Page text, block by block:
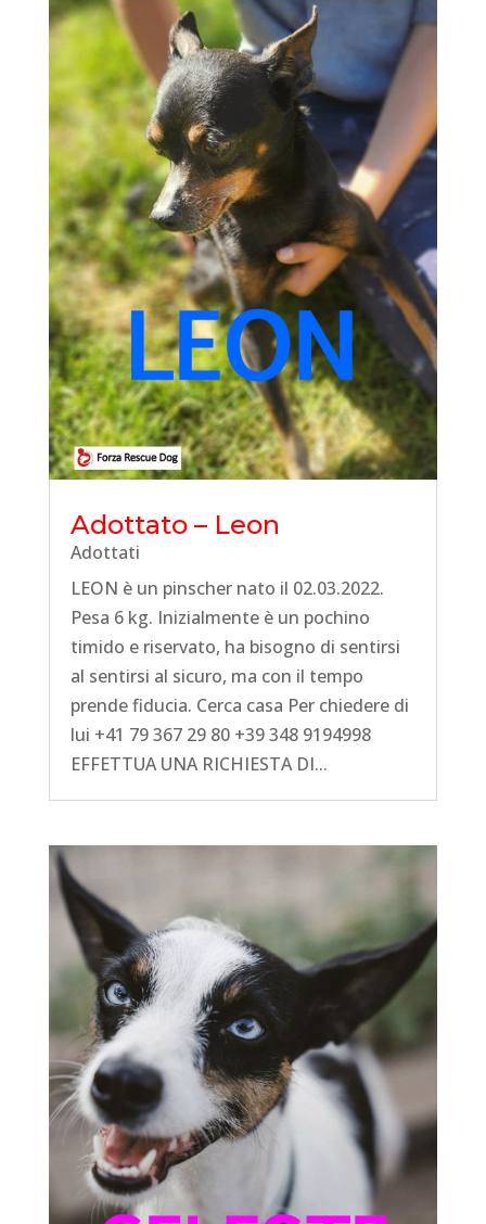
Adottato – Leon
Adottati
LEON è un pinscher nato il 02.03.2022.
Pesa 6 kg. Inizialmente è un pochino
timido e riservato, ha bisogno di sentirsi
al sentirsi al sicuro, ma con il tempo
prende fiducia. Cerca casa Per chiedere di
lui +41 79 367 29 80 +39 348 9194998
EFFETTUA UNA RICHIESTA DI...